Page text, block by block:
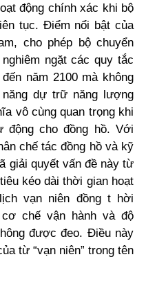
động chính xác khi bộ
tục. Điểm nổi bật của
cho phép bộ chuyển
ngặt các quy tắc
năm 2100 mà không
dự trữ năng lượng
vô cùng quan trọng khi
động cho đồng hồ. Với
chế tác đồng hồ và kỹ
giải quyết vấn đề này từ
kéo dài thời gian hoạt
vạn niên đồng t hời
chế vận hành và độ
được đeo. Điều này
từ “vạn niên” trong tên